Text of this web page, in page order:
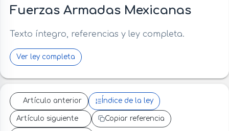
Fuerzas Armadas Mexicanas
Texto íntegro, referencias y ley completa.
Ver ley completa
Artículo anterior Índice de la ley
Artículo siguiente Copiar referencia